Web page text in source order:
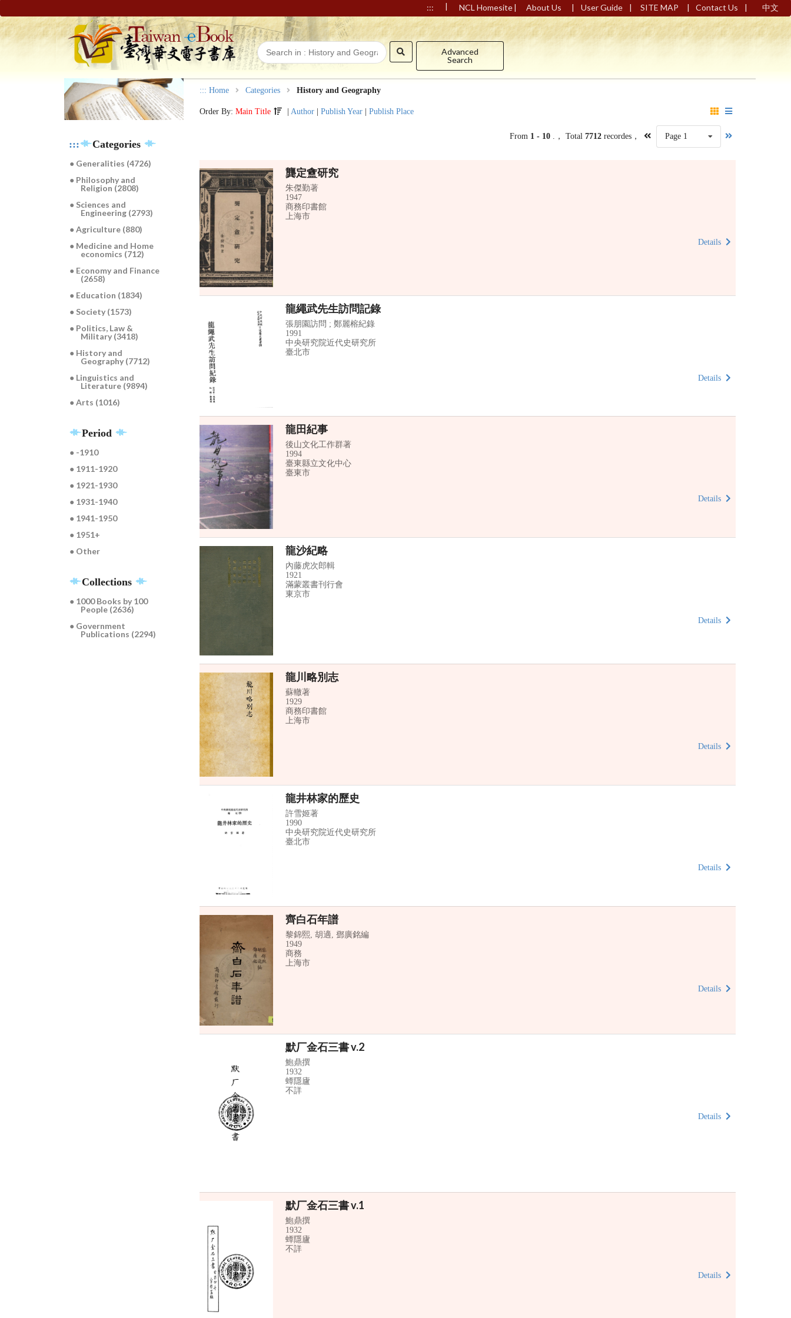
::: | NCL Homesite| About Us | User Guide | SITE MAP | Contact Us | 中文
Advanced
Search
::: Categories
● Generalities (4726)
● Philosophy and
Religion (2808)
● Sciences and
Engineering (2793)
● Agriculture (880)
● Medicine and Home
economics (712)
● Economy and Finance
(2658)
● Education (1834)
● Society (1573)
● Politics, Law &
Military (3418)
● History and
Geography (7712)
● Linguistics and
Literature (9894)
● Arts (1016)
Period
● -1910
● 1911-1920
● 1921-1930
● 1931-1940
● 1941-1950
● 1951+
● Other
Collections
● 1000 Books by 100
People (2636)
● Government
Publications (2294)
::: Home Categories History and Geography
Order By:Main Title Author |Publish Year |Publish Place
From 1 - 10 .， Total7712 recordes， Page 1
龔定盦研究
朱傑勤著
1947
商務印書館
上海市
Details
龍繩武先生訪問記錄
張朋園訪問 ; 鄭麗榕紀錄
1991
中央研究院近代史研究所
臺北市
Details
龍田紀事
後山文化工作群著
1994
臺東縣立文化中心
臺東市
Details
龍沙紀略
內藤虎次郎輯
1921
滿蒙叢書刊行會
東京市
Details
龍川略別志
蘇轍著
1929
商務印書館
上海市
Details
龍井林家的歷史
許雪姬著
1990
中央研究院近代史研究所
臺北市
Details
齊白石年譜
黎錦熙, 胡適, 鄧廣銘編
1949
商務
上海市
Details
默厂金石三書 v.2
鮑鼎撰
1932
蟫隱廬
不詳
Details
默厂金石三書 v.1
鮑鼎撰
1932
蟫隱廬
不詳
Details